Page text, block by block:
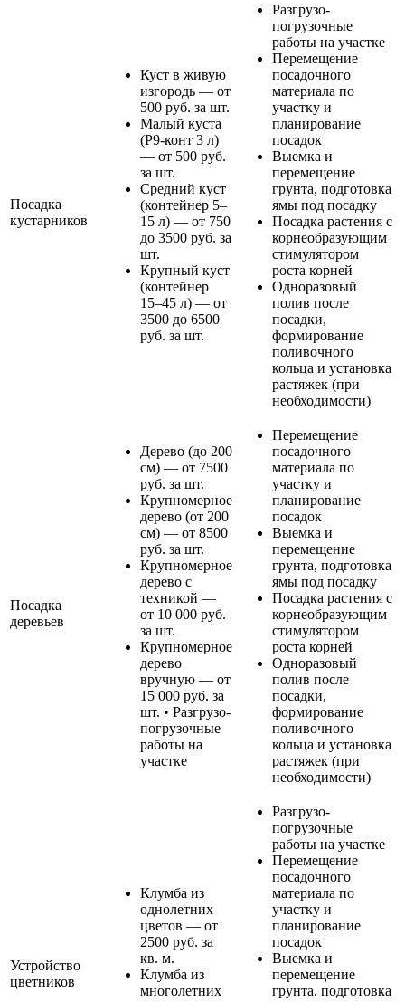
Посадка
кустарников
Куст в живую
изгородь — от
500 руб. за шт.
Малый куста
(Р9-конт 3 л)
— от 500 руб.
за шт.
Средний куст
(контейнер 5–
15 л) — от 750
до 3500 руб. за
шт.
Крупный куст
(контейнер
15–45 л) — от
3500 до 6500
руб. за шт.
Разгрузо-
погрузочные
работы на участке
Перемещение
посадочного
материала по
участку и
планирование
посадок
Выемка и
перемещение
грунта, подготовка
ямы под посадку
Посадка растения с
корнеобразующим
стимулятором
роста корней
Одноразовый
полив после
посадки,
формирование
поливочного
кольца и установка
растяжек (при
необходимости)
Посадка
деревьев
Дерево (до 200
см) — от 7500
руб. за шт.
Крупномерное
дерево (от 200
см) — от 8500
руб. за шт.
Крупномерное
дерево с
техникой —
от 10 000 руб.
за шт.
Крупномерное
дерево
вручную — от
15 000 руб. за
шт. • Разгрузо-
погрузочные
работы на
участке
Перемещение
посадочного
материала по
участку и
планирование
посадок
Выемка и
перемещение
грунта, подготовка
ямы под посадку
Посадка растения с
корнеобразующим
стимулятором
роста корней
Одноразовый
полив после
посадки,
формирование
поливочного
кольца и установка
растяжек (при
необходимости)
Устройство
цветников
Клумба из
однолетних
цветов — от
2500 руб. за
кв. м.
Клумба из
многолетних
Разгрузо-
погрузочные
работы на участке
Перемещение
посадочного
материала по
участку и
планирование
посадок
Выемка и
перемещение
грунта, подготовка